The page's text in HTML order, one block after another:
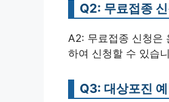
Q2: 무료접종
A2: 무료접종 신청은
하여 신청할 수 있습
Q3: 대상포진